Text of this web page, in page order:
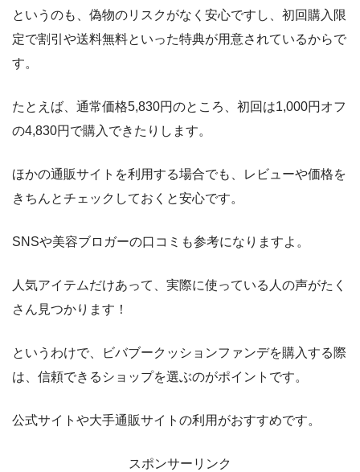
というのも、偽物のリスクがなく安心ですし、初回購入限
定で割引や送料無料といった特典が用意されているからで
す。
たとえば、通常価格5,830円のところ、初回は1,000円オフ
の4,830円で購入できたりします。
ほかの通販サイトを利用する場合でも、レビューや価格を
きちんとチェックしておくと安心です。
SNSや美容ブロガーの口コミも参考になりますよ。
人気アイテムだけあって、実際に使っている人の声がたく
さん見つかります！
というわけで、ビバブークッションファンデを購入する際
は、信頼できるショップを選ぶのがポイントです。
公式サイトや大手通販サイトの利用がおすすめです。
スポンサーリンク